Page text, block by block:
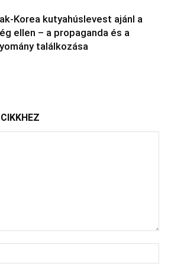
kutyahúslevest ajánl a
ellen – a propaganda és a
találkozása